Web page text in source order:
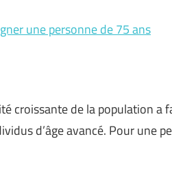
une personne de 75 ans
croissante de la population a
d’âge avancé. Pour une